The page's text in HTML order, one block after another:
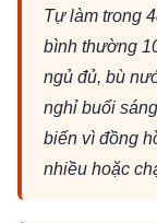
Tự làm trong
bình thường
ngủ đủ, bù
nghỉ buổi
biến vì đồng
nhiều hoặc